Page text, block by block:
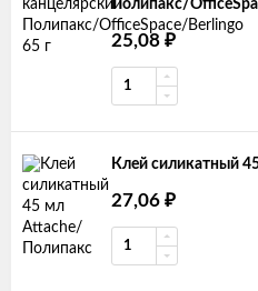
Полипакс/
25,08 ₽
Клей силикатный
27,06 ₽